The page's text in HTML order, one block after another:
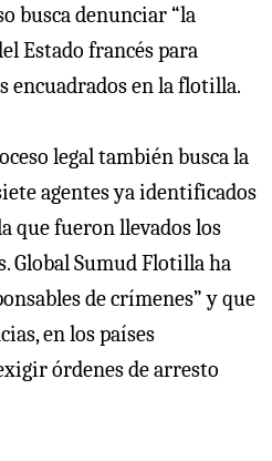
busca denunciar “la
Estado francés para
encuadrados en la flotilla.
legal también busca la
agentes ya identificados
que fueron llevados los
Global Sumud Flotilla ha
de crímenes” y que
en los países
órdenes de arresto